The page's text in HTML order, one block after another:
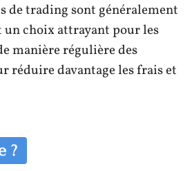
de trading sont généralement
un choix attrayant pour les
manière régulière des
réduire davantage les frais et
?